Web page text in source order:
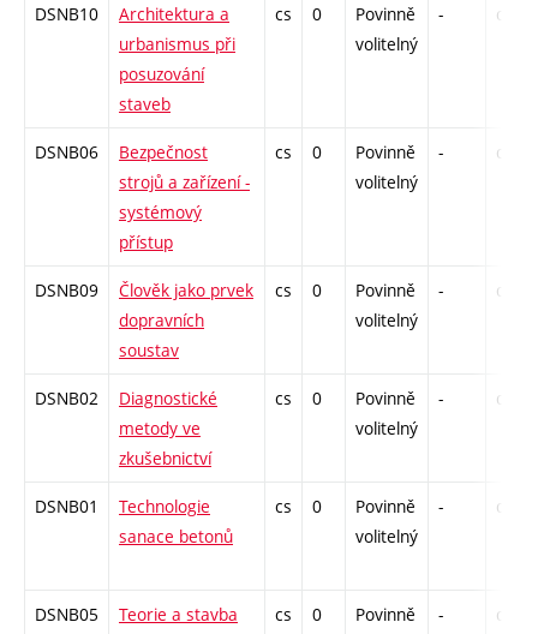
DSNB10
Architektura a
urbanismus při
posuzování
staveb
cs 0
Povinně
volitelný
- drzk
DSNB06
Bezpečnost
strojů a zařízení -
systémový
přístup
cs 0
Povinně
volitelný
- drzk
DSNB09
Člověk jako prvek
dopravních
soustav
cs 0
Povinně
volitelný
- drzk
DSNB02
Diagnostické
metody ve
zkušebnictví
cs 0
Povinně
volitelný
- drzk
DSNB01
Technologie
sanace betonů
cs 0
Povinně
volitelný
- drzk
DSNB05
Teorie a stavba
cs 0
Povinně
- drzk